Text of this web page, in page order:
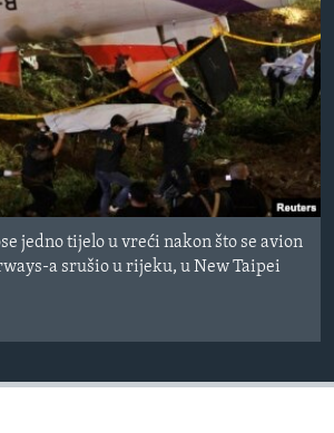
jedno tijelo u vreći nakon što se avion
a srušio u rijeku, u New Taipei